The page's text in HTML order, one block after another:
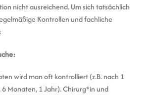
nicht ausreichend. Um sich tatsächlich
Kontrollen und fachliche
wird man oft kontrolliert (z.B. nach 1
Monaten, 1 Jahr). Chirurg*in und